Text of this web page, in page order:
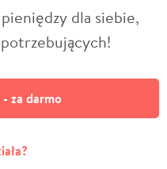
pieniędzy dla siebie,
za darmo